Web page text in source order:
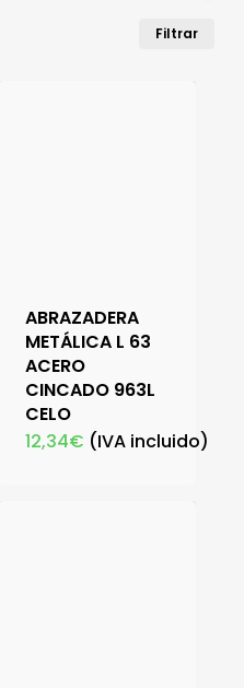
Filtrar
ABRAZADERA
METÁLICA L 63
ACERO
CINCADO 963L
CELO
12,34€ (IVA incluido)